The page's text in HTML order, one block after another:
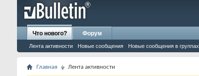
Что нового?
Лента активности Новые сообщения Новые сообщения в группах
Форум
Главная Лента активности